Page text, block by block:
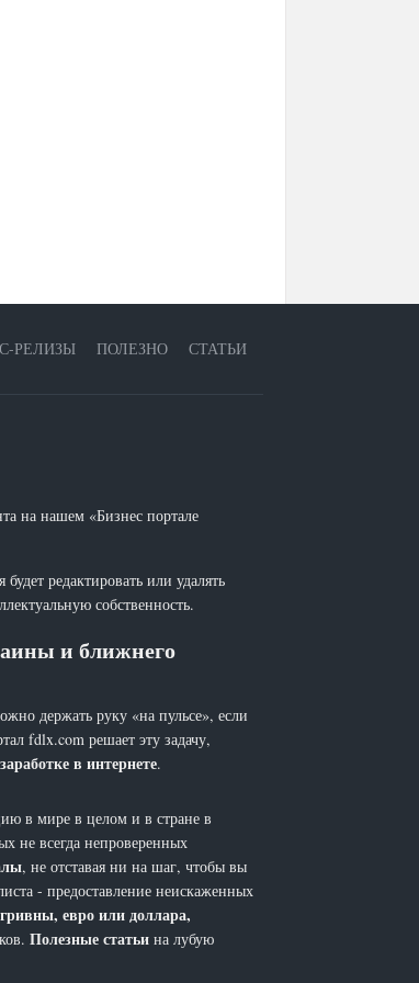
РЕЛИЗЫ ПОЛЕЗНО СТАТЬИ
на нашем «Бизнес портале
редактировать или удалять
собственность.
и ближнего
держать руку «на пульсе», если
fdlx.com решает эту задачу,
в интернете.
в мире в целом и в стране в
не всегда непроверенных
, не отставая ни на шаг, чтобы вы
- предоставление неискаженных
евро или доллара,
Полезные статьи на лубую